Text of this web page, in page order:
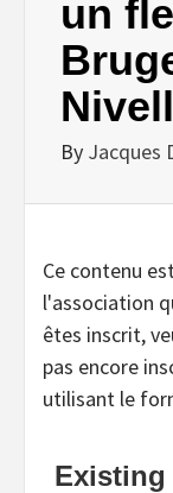
un
By Jacques
Ce contenu
l'association
êtes inscrit,
pas encore
utilisant le
Existing